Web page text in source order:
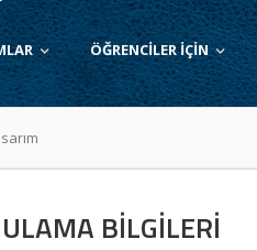
ÖĞRENCİLER İÇİN
BİLGİLERİ